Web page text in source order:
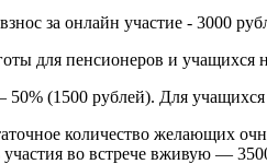
за онлайн участие - 3000
для пенсионеров и учащихся
(1500 рублей). Для
количество желающих
во встрече вживую —